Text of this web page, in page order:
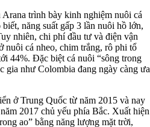
trình bày kinh nghiệm nuôi cá
năng suất gấp 3 lần nuôi hồ lớn,
nhiên, chi phí đầu tư và điện vận
nuôi cá nheo, chim trắng, rô phi tổ
44%. Đặc biệt cá nuôi “sông trong
gia như Colombia đang ngày càng ưa
ở Trung Quốc từ năm 2015 và nay
2017 chủ yếu phía Bắc. Xuất hiện
ao” bằng năng lượng mặt trời,